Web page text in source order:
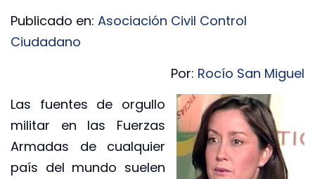
Publicado en: Asociación Civil Control
Ciudadano
Por: Rocío San Miguel
Las fuentes de orgullo
militar en las Fuerzas
Armadas de cualquier
país del mundo suelen